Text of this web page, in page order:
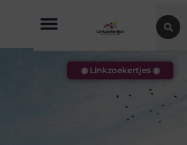
◉ Linkzoekertjes ◉